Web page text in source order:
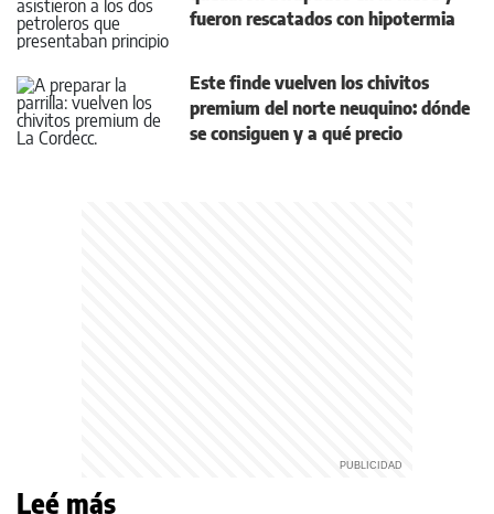
fueron rescatados con hipotermia
Este finde vuelven los chivitos
premium del norte neuquino: dónde
se consiguen y a qué precio
Leé más